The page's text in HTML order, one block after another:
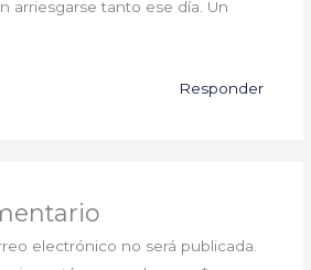
arriesgarse tanto ese día. Un
Responder
electrónico no será publicada.